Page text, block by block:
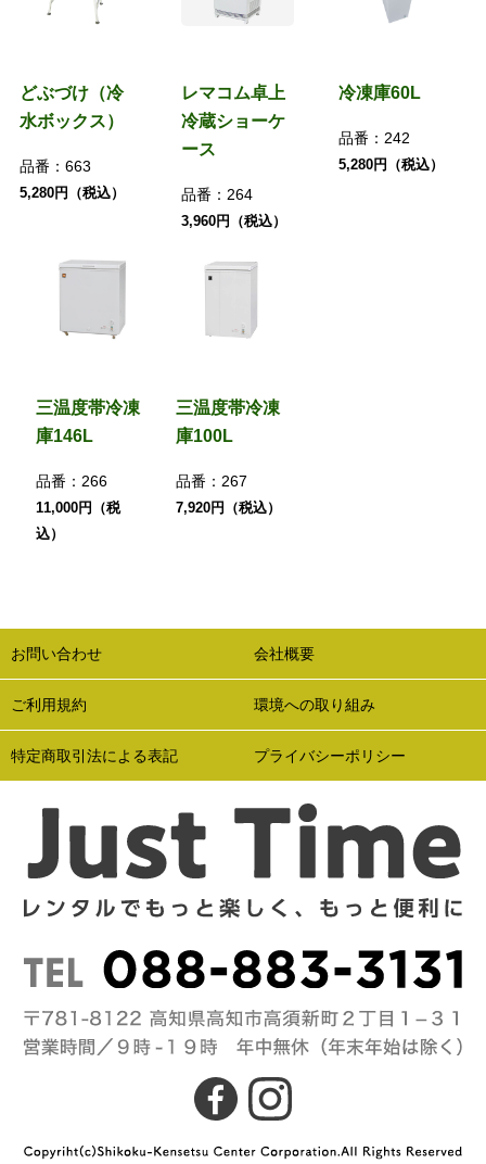
どぶづけ（冷
水ボックス）
品番： 663
5,280円（税込）
レマコム卓上
冷蔵ショーケ
ース
品番：264
3,960円（税込）
冷凍庫60L
品番：242
5,280円（税込）
三温度帯冷凍
庫146L
品番： 266
11,000円（税
込）
三温度帯冷凍
庫100L
品番：267
7,920円（税込）
お問い合わせ 会社概要
ご利用規約 環境への取り組み
特定商取引法による表記 プライバシーポリシー